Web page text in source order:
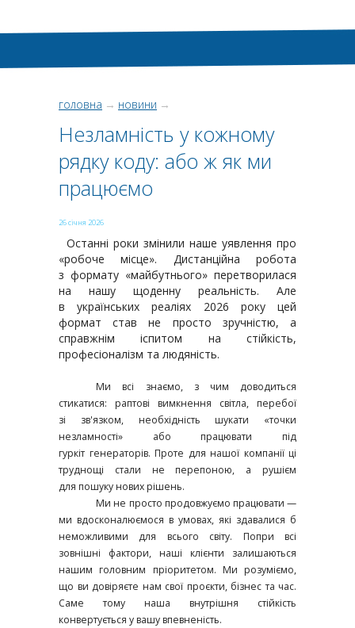
головна → новини →
Незламність у кожному
рядку коду: або ж як ми
працюємо
26 січня 2026
Останні роки змінили наше уявлення про
«робоче місце». Дистанційна робота
з формату «майбутнього» перетворилася
на нашу щоденну реальність. Але
вукраїнських реаліях 2026 року цей
формат став не просто зручністю, а
справжніміспитом на стійкість,
професіоналізм та людяність.
Ми всі знаємо, з чим доводиться
стикатися: раптові вимкнення світла, перебої
зі зв'язком, необхідність шукати «точки
незламності» або працювати під
гуркіт генераторів. Проте для нашої компанії ці
труднощі стали не перепоною, а рушієм
для пошуку нових рішень.
Ми не просто продовжуємо працювати —
ми вдосконалюємося в умовах, які здавалися б
неможливими для всього світу. Попри всі
зовнішні фактори, наші клієнти залишаються
нашим головним пріоритетом. Ми розуміємо,
що ви довіряєте нам свої проєкти, бізнес та час.
Саметому наша внутрішня стійкість
конвертується у вашу впевненість.